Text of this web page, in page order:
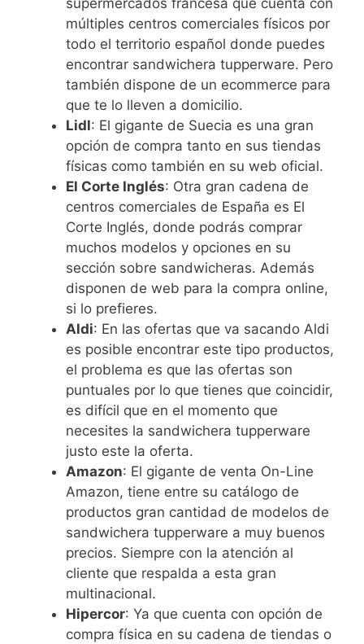
supermercados francesa que cuenta con
múltiples centros comerciales físicos por
todo el territorio español donde puedes
encontrar sandwichera tupperware. Pero
también dispone de un ecommerce para
que te lo lleven a domicilio.
Lidl: El gigante de Suecia es una gran
opción de compra tanto en sus tiendas
físicas como también en su web oficial.
El Corte Inglés: Otra gran cadena de
centros comerciales de España es El
Corte Inglés, donde podrás comprar
muchos modelos y opciones en su
sección sobre sandwicheras. Además
disponen de web para la compra online,
si lo prefieres.
Aldi: En las ofertas que va sacando Aldi
es posible encontrar este tipo productos,
el problema es que las ofertas son
puntuales por lo que tienes que coincidir,
es difícil que en el momento que
necesites la sandwichera tupperware
justo este la oferta.
Amazon: El gigante de venta On-Line
Amazon, tiene entre su catálogo de
productos gran cantidad de modelos de
sandwichera tupperware a muy buenos
precios. Siempre con la atención al
cliente que respalda a esta gran
multinacional.
Hipercor: Ya que cuenta con opción de
compra física en su cadena de tiendas o